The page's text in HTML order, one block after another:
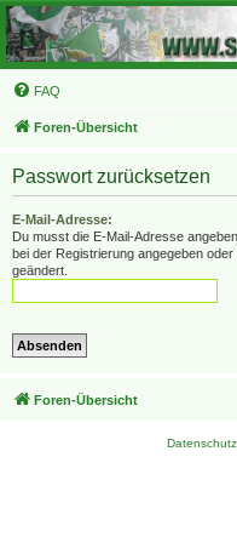
FAQ
Foren-Übersicht
Passwort zurücksetzen
E-Mail-Adresse:
Du musst die E-Mail-Adresse
bei der Registrierung angegeben
geändert.
Foren-Übersicht
Datenschutz